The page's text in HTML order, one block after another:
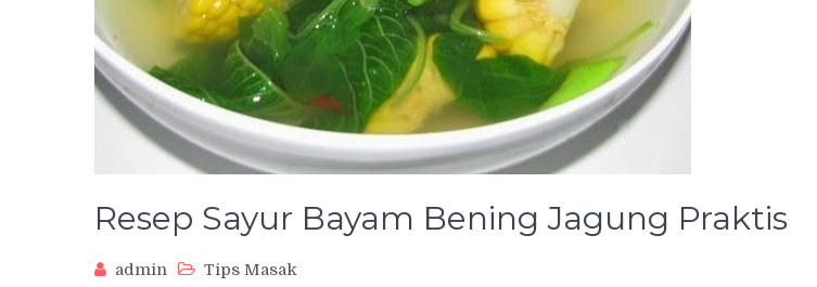
Resep Sayur Bayam Bening Jagung Praktis
admin Tips Masak